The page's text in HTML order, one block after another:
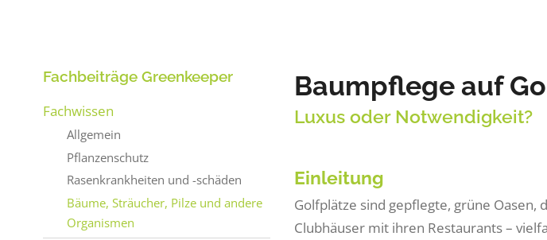
Baumpflege auf
Luxus oder Notwendigkeit?
Einleitung
Golfplätze sind gepflegte, grüne Oasen,
Clubhäuser mit ihren Restaurants –
Fachbeiträge Greenkeeper
Fachwissen
Allgemein
Pflanzenschutz
Rasenkrankheiten und -schäden
Bäume, Sträucher, Pilze und andere
Organismen